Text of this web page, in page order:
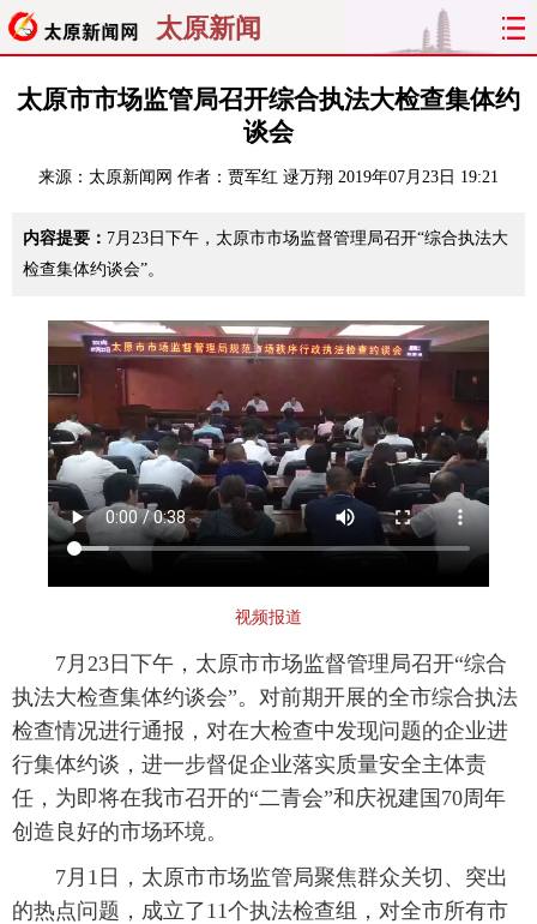
太原新闻
首页 聚焦 太原 山西
旅游
看天下 晋月读 最太原 网罗民生
太原日报 太原晚报
太原市市场监管局召开综合执法大检查集体约
谈会
来源： 太原新闻网 作者：贾军红 逯万翔 2019年07月23日 19:21
内容提要： 7月23日下午，太原市市场监督管理局召开“综合执法大
检查集体约谈会”。
视频报道
7月23日下午，太原市市场监督管理局召开“综合
执法大检查集体约谈会”。对前期开展的全市综合执法
检查情况进行通报，对在大检查中发现问题的企业进
行集体约谈，进一步督促企业落实质量安全主体责
任，为即将在我市召开的“二青会”和庆祝建国70周年
创造良好的市场环境。
7月1日，太原市市场监管局聚焦群众关切、突出
的热点问题，成立了11个执法检查组，对全市所有市